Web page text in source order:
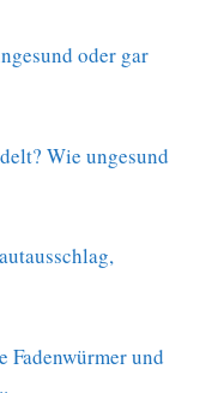
oder gar
Wie ungesund
Fadenwürmer und